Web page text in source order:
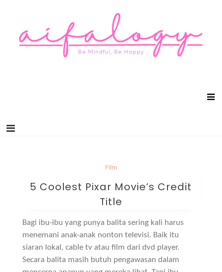
Film
5 Coolest Pixar Movie’s Credit
Title
Bagi ibu-ibu yang punya balita sering kali harus
menemani anak-anak nonton televisi. Baik itu
siaran lokal, cable tv atau film dari dvd player.
Secara balita masih butuh pengawasan dalam